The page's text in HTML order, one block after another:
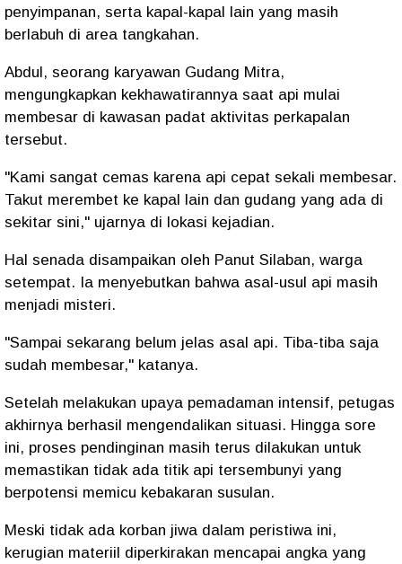
penyimpanan, serta kapal-kapal lain yang masih
berlabuh di area tangkahan.
Abdul, seorang karyawan Gudang Mitra,
mengungkapkan kekhawatirannya saat api mulai
membesar di kawasan padat aktivitas perkapalan
tersebut.
"Kami sangat cemas karena api cepat sekali membesar.
Takut merembet ke kapal lain dan gudang yang ada di
sekitar sini," ujarnya di lokasi kejadian.
Hal senada disampaikan oleh Panut Silaban, warga
setempat. Ia menyebutkan bahwa asal-usul api masih
menjadi misteri.
"Sampai sekarang belum jelas asal api. Tiba-tiba saja
sudah membesar," katanya.
Setelah melakukan upaya pemadaman intensif, petugas
akhirnya berhasil mengendalikan situasi. Hingga sore
ini, proses pendinginan masih terus dilakukan untuk
memastikan tidak ada titik api tersembunyi yang
berpotensi memicu kebakaran susulan.
Meski tidak ada korban jiwa dalam peristiwa ini,
kerugian materiil diperkirakan mencapai angka yang